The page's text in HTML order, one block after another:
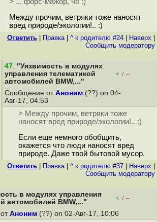
> ... форс-мажор, чо :)
Между прочим, ветряки тоже наносят
вред природе/экологии!.. :)
Ответить Правка| ^ к родителю #24 Наверх
Cообщить модератору
47. "Уязвимость в модулях
управления телематикой
автомобилей BMW,..."
+ / –
Сообщение от Аноним (??) on 04-
Авг-17, 04:53
> Между прочим, ветряки тоже
наносят вред природе/экологии!.. :)
Если еще немного обобщить,
окажется что люди наносят вред
природе. Даже твой бытовой мусор.
Ответить Правка| ^ к родителю #37 Наверх
Cообщить модератору
в модулях управления
автомобилей BMW,..."
+ / –
Аноним (??) on 02-Авг-17, 10:06